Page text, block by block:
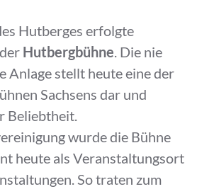
Hutberges erfolgte
Hutbergbühne. Die nie
Anlage stellt heute eine der
Sachsens dar und
Beliebtheit.
wurde die Bühne
heute als Veranstaltungsort
So traten zum